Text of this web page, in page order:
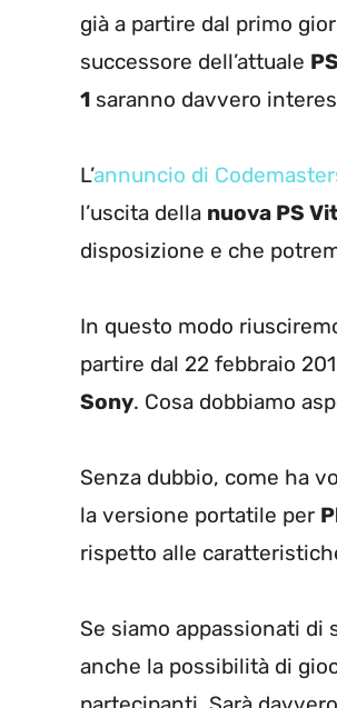
già a partire dal primo
successore dell’attuale
1 saranno davvero
L’annuncio di
l’uscita della nuova PS
disposizione e che
In questo modo
partire dal 22 febbraio
Sony. Cosa dobbiamo
Senza dubbio, come ha
la versione portatile per
rispetto alle
Se siamo appassionati
anche la possibilità di